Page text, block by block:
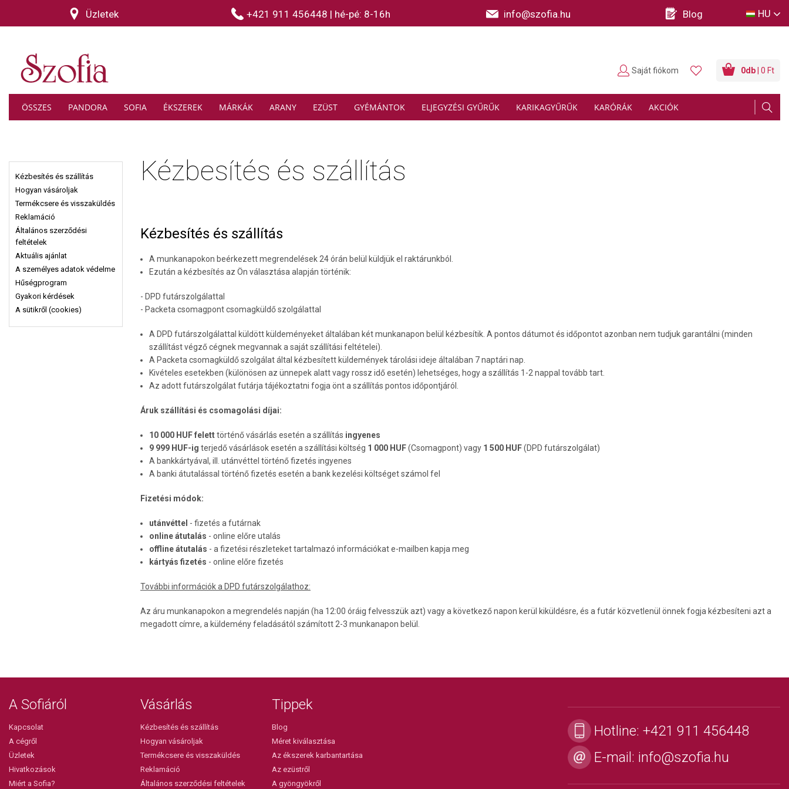
Üzletek +421 911 456448 | hé-pé: 8-16h info@szofia.hu Blog HU
ÖSSZES PANDORA SOFIA ÉKSZEREK MÁRKÁK ARANY EZÜST GYÉMÁNTOK ELJEGYZÉSI GYŰRŰK KARIKAGYŰRŰK KARÓRÁK AKCIÓK
0db | 0 Ft
Saját fiókom
Kézbesítés és szállítás
Hogyan vásároljak
Termékcsere és visszaküldés
Reklamáció
Általános szerződési
feltételek
Aktuális ajánlat
A személyes adatok védelme
Hűségprogram
Gyakori kérdések
A sütikről (cookies)
Kézbesítés és szállítás
Kézbesítés és szállítás
A munkanapokon beérkezett megrendelések 24 órán belül küldjük el raktárunkból.
Ezután a kézbesítés az Ön választása alapján történik:
- DPD futárszolgálattal
- Packeta csomagpont csomagküldő szolgálattal
A DPD futárszolgálattal küldött küldeményeket általában két munkanapon belül kézbesítik. A pontos dátumot és időpontot azonban nem tudjuk garantálni (minden
szállítást végző cégnek megvannak a saját szállítási feltételei).
A Packeta csomagküldő szolgálat által kézbesített küldemények tárolási ideje általában 7 naptári nap.
Kivételes esetekben (különösen az ünnepek alatt vagy rossz idő esetén) lehetséges, hogy a szállítás 1-2 nappal tovább tart.
Az adott futárszolgálat futárja tájékoztatni fogja önt a szállítás pontos időpontjáról.
Áruk szállítási és csomagolási díjai:
10 000 HUF feletttörténő vásárlás esetén a szállítás ingyenes
9 999 HUF-ig terjedő vásárlások esetén a szállítási költség 1 000 HUF(Csomagpont) vagy 1 500 HUF(DPD futárszolgálat)
A bankkártyával, ill. utánvéttel történő fizetés ingyenes
A banki átutalással történő fizetés esetén a bank kezelési költséget számol fel
Fizetési módok:
utánvéttel - fizetés a futárnak
online átutalás - online előre utalás
offline átutalás - a fizetési részleteket tartalmazó információkat e-mailben kapja meg
kártyás fizetés - online előre fizetés
További információk a DPD futárszolgálathoz:
Az áru munkanapokon a megrendelés napján (ha 12:00 óráig felvesszük azt) vagy a következő napon kerül kiküldésre, és a futár közvetlenül önnek fogja kézbesíteni azt a
megadott címre, a küldemény feladásától számított 2-3 munkanapon belül.
A Sofiáról
Kapcsolat
A cégről
Üzletek
Hivatkozások
Miért a Sofia?
Vásárlás
Kézbesítés és szállítás
Hogyan vásároljak
Termékcsere és visszaküldés
Reklamáció
Általános szerződési feltételek
Tippek
Blog
Méret kiválasztása
Az ékszerek karbantartása
Az ezüstről
A gyöngyökről
Hotline: +421 911 456448
E-mail: info@szofia.hu